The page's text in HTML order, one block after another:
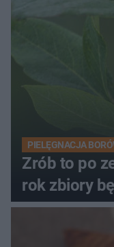
PIELĘGNACJA
Zrób to po
rok zbiory